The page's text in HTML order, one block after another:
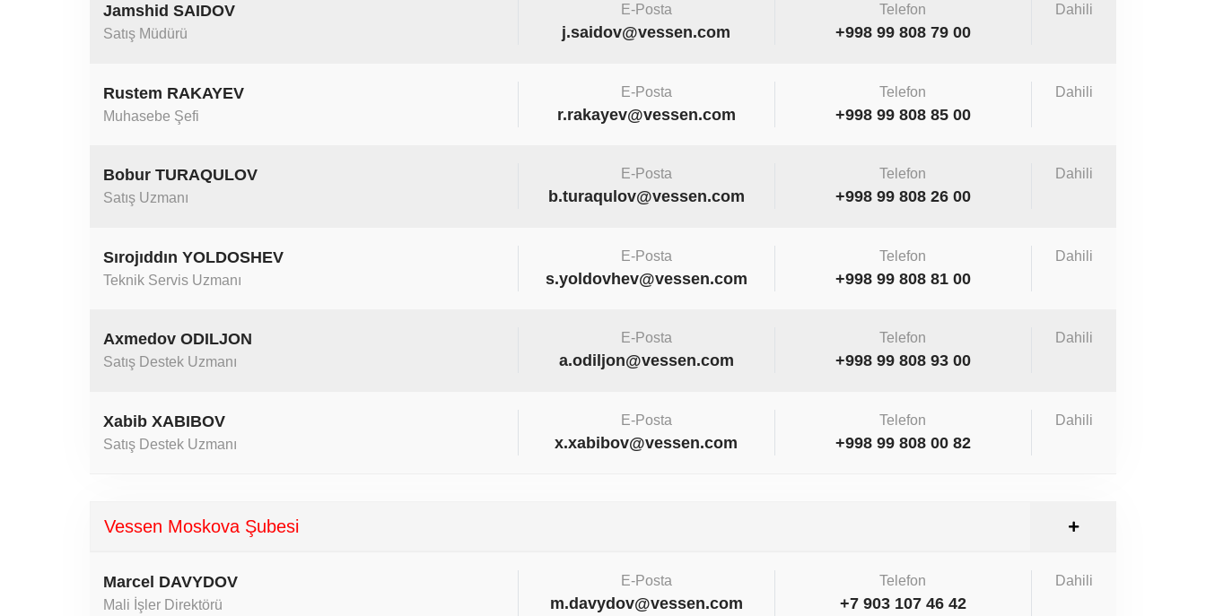
Jamshid SAIDOV
Satış Müdürü
E-Posta
j.saidov@vessen.com
Telefon
+998 99 808 79 00
Dahili
Rustem RAKAYEV
Muhasebe Şefi
E-Posta
r.rakayev@vessen.com
Telefon
+998 99 808 85 00
Dahili
Bobur TURAQULOV
Satış Uzmanı
E-Posta
b.turaqulov@vessen.com
Telefon
+998 99 808 26 00
Dahili
Sırojıddın YOLDOSHEV
Teknik Servis Uzmanı
E-Posta
s.yoldovhev@vessen.com
Telefon
+998 99 808 81 00
Dahili
Axmedov ODILJON
Satış Destek Uzmanı
E-Posta
a.odiljon@vessen.com
Telefon
+998 99 808 93 00
Dahili
Xabib XABIBOV
Satış Destek Uzmanı
E-Posta
x.xabibov@vessen.com
Telefon
+998 99 808 00 82
Dahili
Vessen Moskova Şubesi
Marcel DAVYDOV
Mali İşler Direktörü
E-Posta
m.davydov@vessen.com
Telefon
+7 903 107 46 42
Dahili